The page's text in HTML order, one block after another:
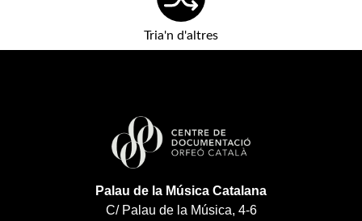
Tria'n d'altres
Palau de la Música Catalana
C/ Palau de la Música, 4-6